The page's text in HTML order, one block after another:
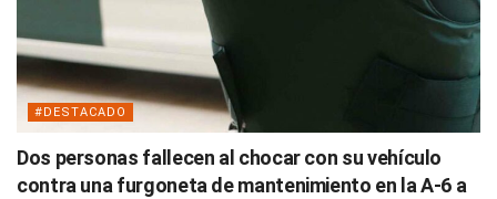
#DESTACADO
Dos personas fallecen al chocar con su vehículo
contra una furgoneta de mantenimiento en la A-6 a